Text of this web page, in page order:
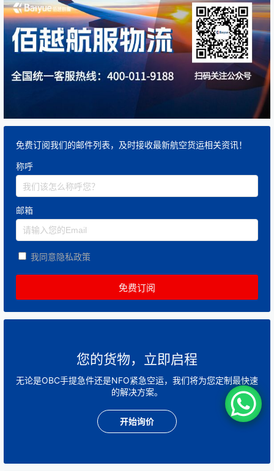
免费订阅我们的邮件列表，及时接收最新航空货运相关资讯！
称呼
邮箱
我同意隐私政策
您的货物，立即启程
无论是OBC手提急件还是NFO紧急空运，我们将为您定制最快速
的解决方案。
开始询价